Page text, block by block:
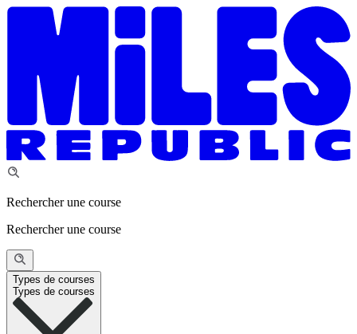
Rechercher une course
Rechercher une course
Types de courses
Types de courses